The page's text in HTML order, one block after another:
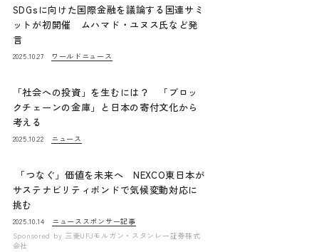
SDGsに向けた国際金融を議論する国連サミ
ットが初開催 ムハマド・ユヌス氏など発
言
2025.10.27 ワールドニュース
「社会への投資」を生むには？ 「ブロッ
クチェーンの金庫」と日本の寄付文化から
考える
2025.10.22 ニュース
「つなぐ」価値を未来へ NEXCO東日本が
サステナビリティボンドで気候変動対応に
挑む
2025.10.14 ニュース スポンサー記事
Sponsored by 三菱UFJモルガン・スタンレー証券株式
会社